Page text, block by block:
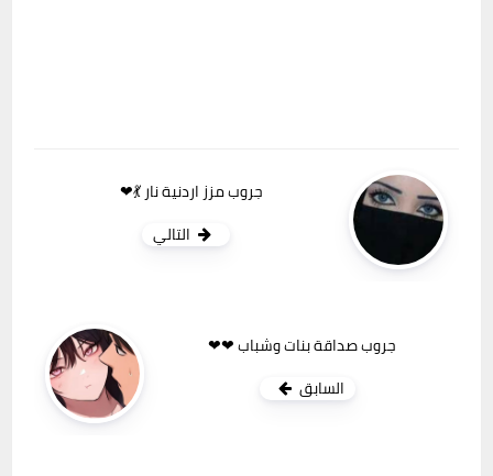
جروب مزز اردنية نار 💃❤
التالي
جروب صداقة بنات وشباب ❤❤
السابق